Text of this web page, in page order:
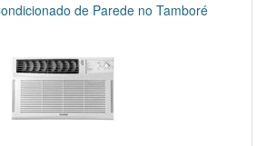
de Parede no Tamboré